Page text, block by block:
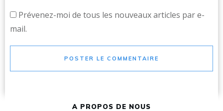
Prévenez-moi de tous les nouveaux articles par e-
mail.
POSTER LE COMMENTAIRE
A PROPOS DE NOUS